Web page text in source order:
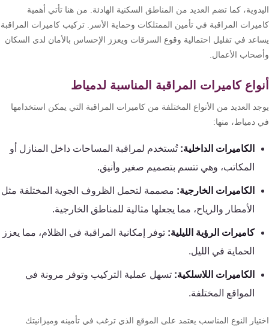
كما تضم العديد من المناطق السكنية الهادئة. من هنا تأتي أهمية
المراقبة في تأمين الممتلكات وحماية الأسر. تركيب كاميرات المراقبة
في تقليل احتمالية وقوع السرقات ويعزز الإحساس بالأمان لدى السكان
الأعمال.
كاميرات المراقبة المناسبة لدمياط
العديد من الأنواع المختلفة من كاميرات المراقبة التي يمكن استخدامها
دمياط، منها:
الكاميرات الداخلية:تُستخدم لمراقبة المساحات داخل المنازل أو
المكاتب، وهي تتسم بتصميم صغير وأنيق.
الكاميرات الخارجية:مصممة لتحمل الظروف الجوية المختلفة مثل
الأمطار والرياح، مما يجعلها مثالية للمناطق الخارجية.
كاميرات الرؤية الليلية:توفر إمكانية المراقبة في الظلام، مما يعزز
الحماية في الليل.
الكاميرات اللاسلكية:تسهل عملية التركيب وتوفر مرونة في
المواقع المختلفة.
النوع المناسب يعتمد على الموقع الذي ترغب في تأمينه وميزانيتك
بصمة
الحضور
والانصراف
تقوية
شبكات
المحمول
والانترنت
انتركم
أنظمة
إنذار
السرقة
إنذار
الحريق